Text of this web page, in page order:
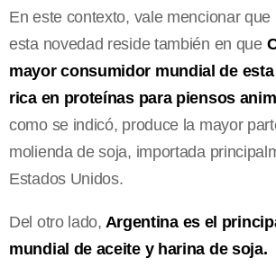
En este contexto, vale mencionar
esta novedad reside también en que
mayor consumidor mundial de
rica en proteínas para piensos
como se indicó, produce la mayor
molienda de soja, importada
Estados Unidos.
Del otro lado, Argentina es el
mundial de aceite y harina de soja.